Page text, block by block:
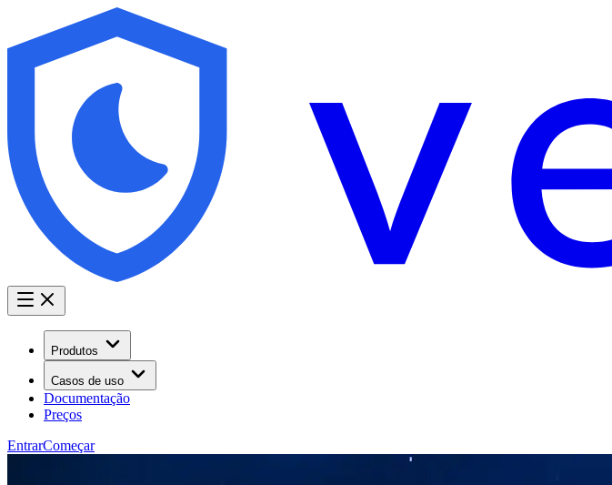
Produtos
Casos de uso
Documentação
Preços
EntrarComeçar